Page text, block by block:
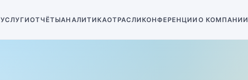
УСЛУГИОТЧЁТЫАНАЛИТИКАОТРАСЛИКОНФЕРЕНЦИИО КОМПАНИИ